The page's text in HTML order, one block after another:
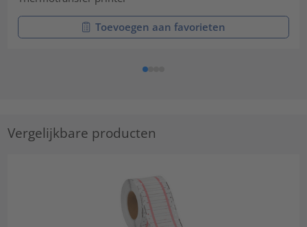
Toevoegen aan favorieten
Vergelijkbare producten